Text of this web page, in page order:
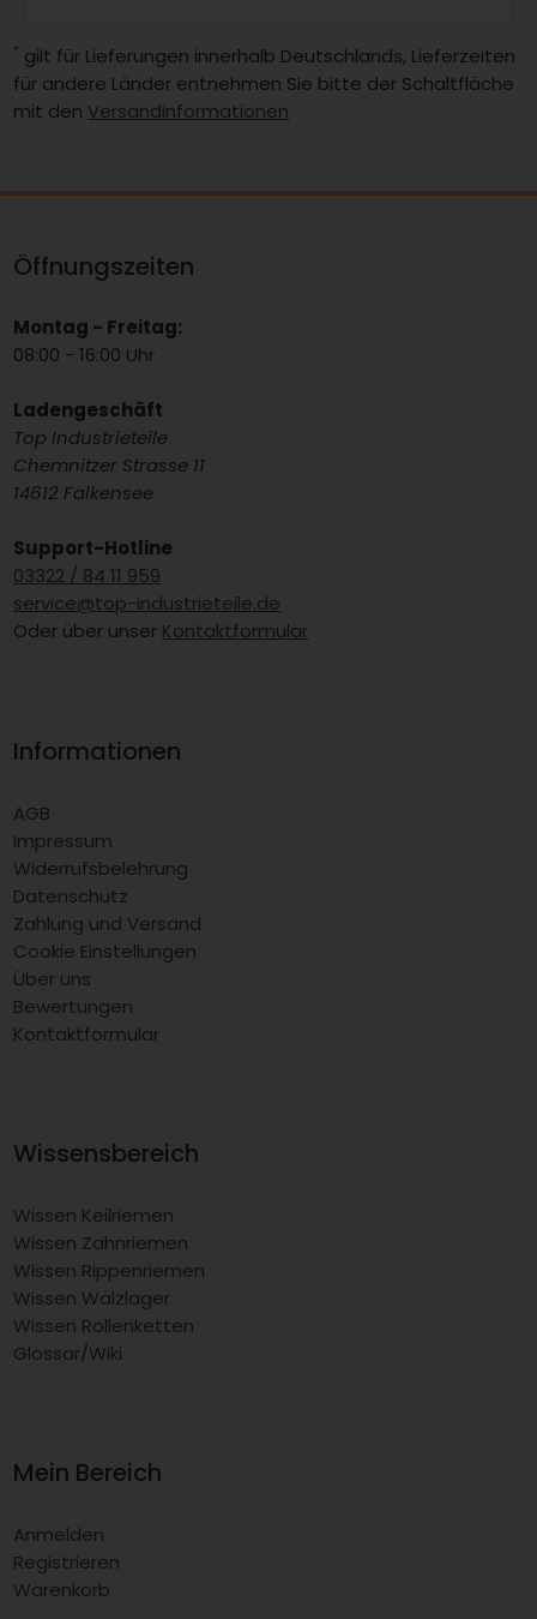
* gilt für Lieferungen innerhalb Deutschlands, Lieferzeiten
für andere Länder entnehmen Sie bitte der Schaltfläche
mit den Versandinformationen
Öffnungszeiten
Montag - Freitag:
08:00 - 16:00 Uhr
Ladengeschäft
Top Industrieteile
Chemnitzer Strasse 11
14612 Falkensee
Support-Hotline
03322 / 84 11 959
service@top-industrieteile.de
Oder über unser Kontaktformular
Informationen
AGB
Impressum
Widerrufsbelehrung
Datenschutz
Zahlung und Versand
Cookie Einstellungen
Über uns
Bewertungen
Kontaktformular
Wissensbereich
Wissen Keilriemen
Wissen Zahnriemen
Wissen Rippenriemen
Wissen Wälzlager
Wissen Rollenketten
Glossar/Wiki
Mein Bereich
Anmelden
Registrieren
Warenkorb